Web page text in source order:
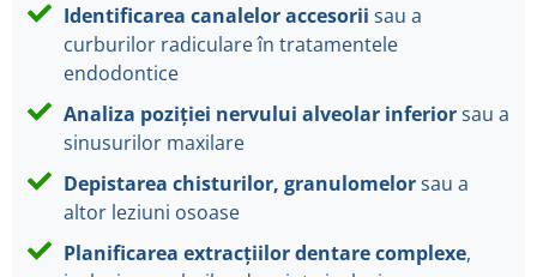
Identificarea canalelor accesorii sau a
curburilor radiculare în tratamentele
endodontice
Analiza poziției nervului alveolar inferiorsau a
sinusurilor maxilare
Depistarea chisturilor, granulomelorsau a
altor leziuni osoase
Planificarea extracțiilor dentare complexe,